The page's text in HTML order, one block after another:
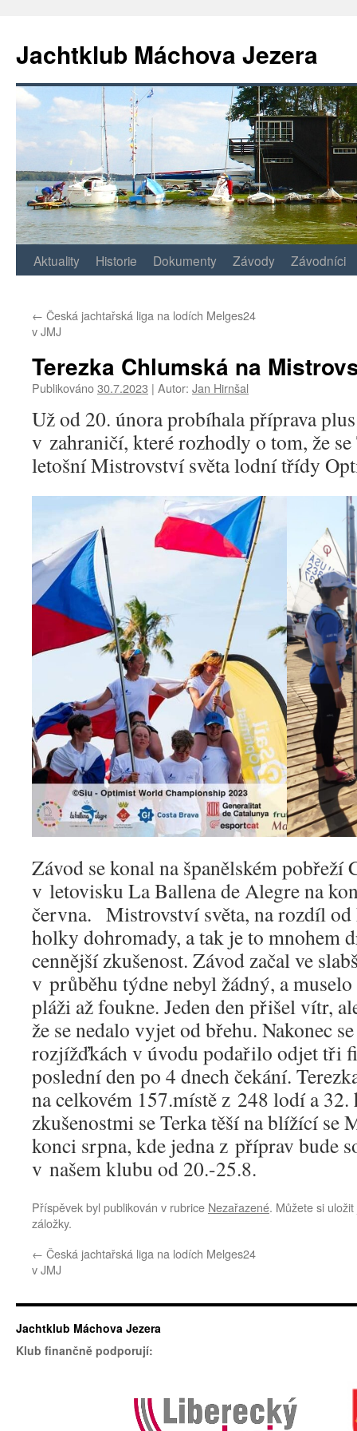
Jachtklub Máchova Jezera
Přejít
obsahu
Aktuality Historie Dokumenty Závody Závodníci
← Česká jachtařská liga na lodích Melges24
v JMJ
Terezka Chlumská na
Publikováno30.7.2023 | Autor: Jan Hirnšal
Už od 20. února probíhala příprava
v zahraničí, které rozhodly o tom, že
letošní Mistrovství světa lodní třídy
Závod se konal na španělském pobřeží
v letovisku La Ballena de Alegre na
června. Mistrovství světa, na rozdíl
holky dohromady, a tak je to mnohem
cennější zkušenost. Závod začal ve
v průběhu týdne nebyl žádný, a
pláži až foukne. Jeden den přišel vítr,
že se nedalo vyjet od břehu. Nakonec
rozjížďkách v úvodu podařilo odjet tři
poslední den po 4 dnech čekání.
na celkovém 157.místě z 248 lodí a
zkušenostmi se Terka těší na blížící se
konci srpna, kde jedna z příprav bude
v našem klubu od 20.-25.8.
Příspěvek byl publikován v rubrice Nezařazené. Můžete si
záložky.
← Česká jachtařská liga na lodích Melges24
v JMJ
Jachtklub Máchova Jezera
Klub finančně podporují: